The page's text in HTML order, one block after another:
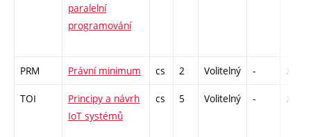
paralelní
programování
PRM Právní minimum cs 2 Volitelný - zá
TOI
Principy a návrh
IoT systémů
cs 5 Volitelný - zá,zk